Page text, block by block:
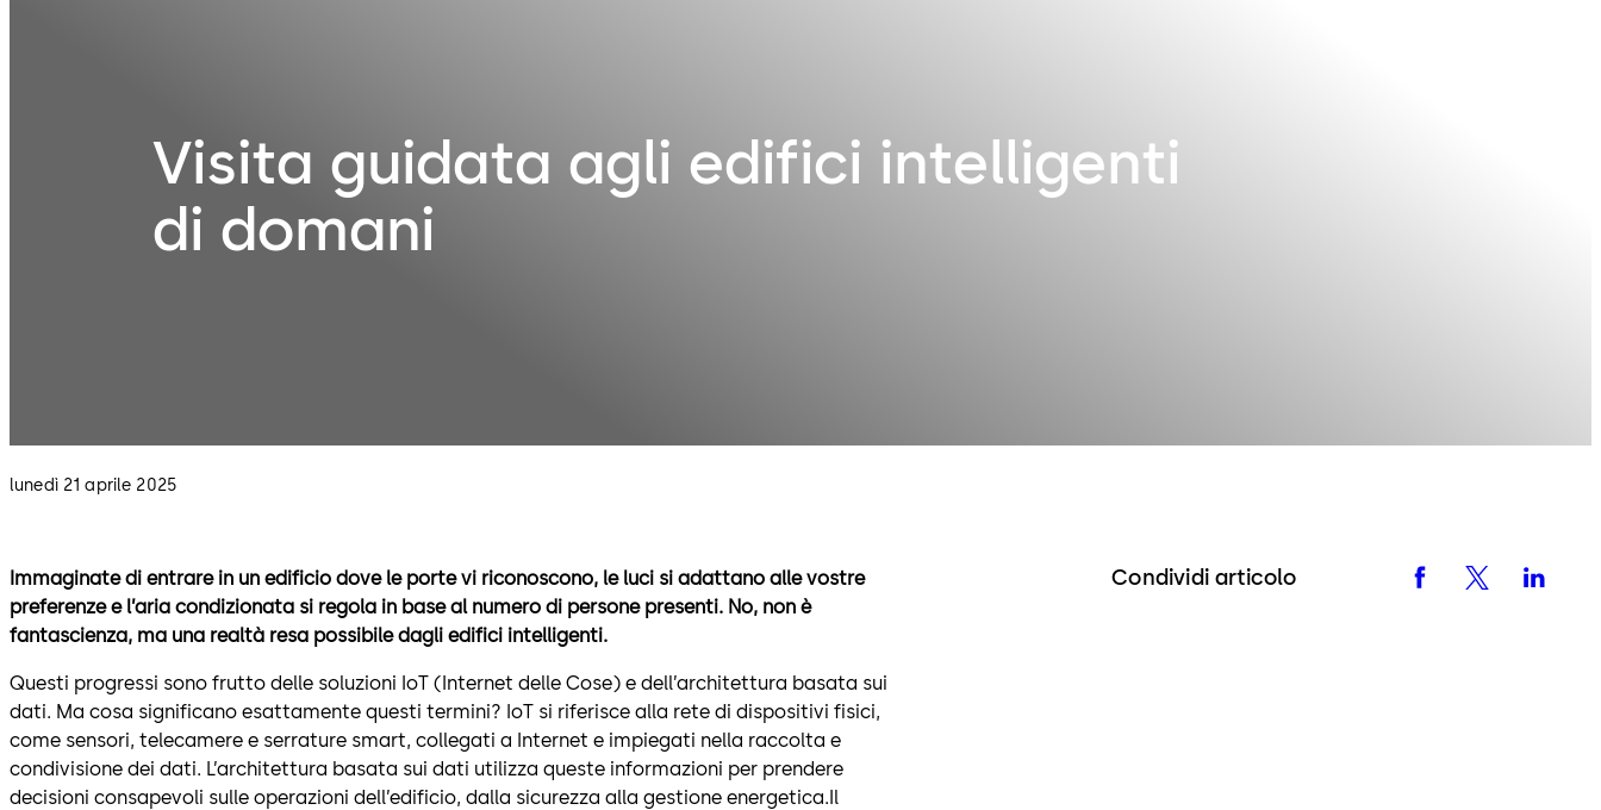
Visita guidata agli edifici intelligenti
di domani
lunedì 21 aprile 2025
Immaginate di entrare in un edificio dove le porte vi riconoscono, le luci si adattano alle vostre
preferenze e l’aria condizionata si regola in base al numero di persone presenti. No, non è
fantascienza, ma una realtà resa possibile dagli edifici intelligenti.
Questi progressi sono frutto delle soluzioni IoT (Internet delle Cose) e dell’architettura basata sui
dati. Ma cosa significano esattamente questi termini? IoT si riferisce alla rete di dispositivi fisici,
come sensori, telecamere e serrature smart, collegati a Internet e impiegati nella raccolta e
condivisione dei dati. L’architettura basata sui dati utilizza queste informazioni per prendere
decisioni consapevoli sulle operazioni dell’edificio, dalla sicurezza alla gestione energetica.Il
Condividi articolo